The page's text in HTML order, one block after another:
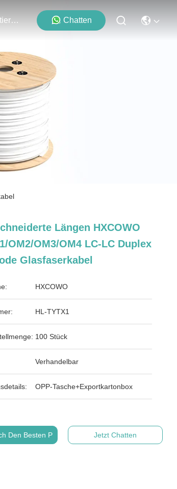
Kontaktieren Sie Uns Chatten
Längen HXCOWO
OM2/OM3/OM4 LC-LC Duplex
Glasfaserkabel
HXCOWO
HL-TYTX1
100 Stück
Verhandelbar
OPP-Tasche+Exportkartonbox
Den Besten Preis Jetzt Chatten